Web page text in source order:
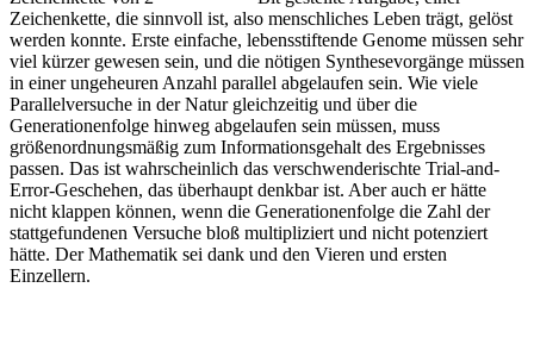
Zeichenkette, die sinnvoll ist, also menschliches Leben trägt, gelöst
werden konnte. Erste einfache, lebensstiftende Genome müssen sehr
viel kürzer gewesen sein, und die nötigen Synthesevorgänge müssen
in einer ungeheuren Anzahl parallel abgelaufen sein. Wie viele
Parallelversuche in der Natur gleichzeitig und über die
Generationenfolge hinweg abgelaufen sein müssen, muss
größenordnungsmäßig zum Informationsgehalt des Ergebnisses
passen. Das ist wahrscheinlich das verschwenderischte Trial-and-
Error-Geschehen, das überhaupt denkbar ist. Aber auch er hätte
nicht klappen können, wenn die Generationenfolge die Zahl der
stattgefundenen Versuche bloß multipliziert und nicht potenziert
hätte. Der Mathematik sei dank und den Vieren und ersten
Einzellern.